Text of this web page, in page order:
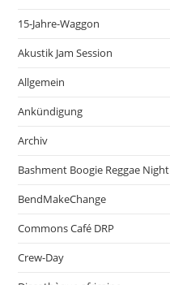
15-Jahre-Waggon
Akustik Jam Session
Allgemein
Ankündigung
Archiv
Bashment Boogie Reggae Night
BendMakeChange
Commons Café DRP
Crew-Day